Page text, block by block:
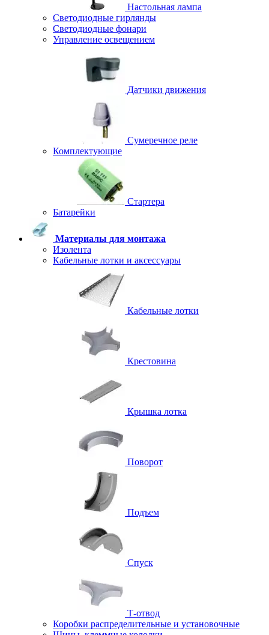
Настольная лампа
Светодиодные гирлянды
Светодиодные фонари
Управление освещением
Датчики движения
Сумеречное реле
Комплектующие
Стартера
Батарейки
Материалы для монтажа
Изолента
Кабельные лотки и аксессуары
Кабельные лотки
Крестовина
Крышка лотка
Поворот
Подъем
Спуск
Т-отвод
Коробки распределительные и установочные